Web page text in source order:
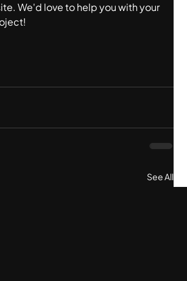
We'd love to help you with your
See All